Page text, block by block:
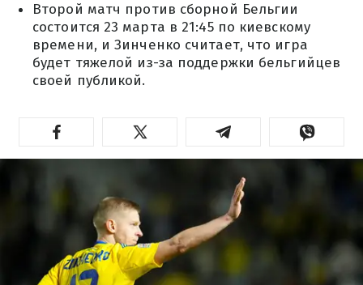
Второй матч против сборной Бельгии
состоится 23 марта в 21:45 по киевскому
времени, и Зинченко считает, что игра
будет тяжелой из-за поддержки бельгийцев
своей публикой.